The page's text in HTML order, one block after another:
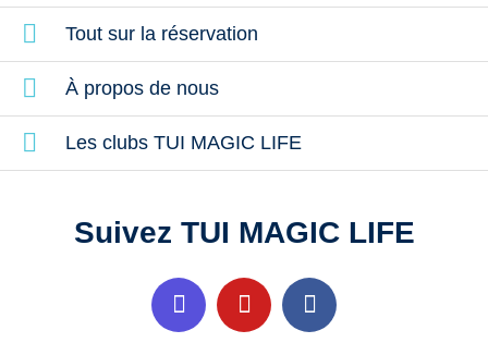
Tout sur la réservation
À propos de nous
Les clubs TUI MAGIC LIFE
Suivez TUI MAGIC LIFE